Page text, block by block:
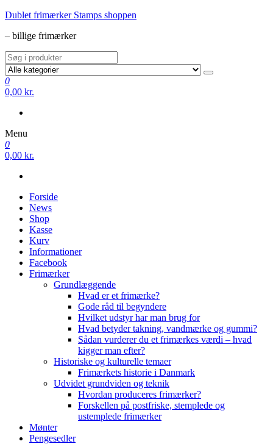
Videre
indhold
Dublet frimærker Stamps shoppen
– billige frimærker
0
0,00 kr.
Menu
0
0,00 kr.
Forside
News
Shop
Kasse
Kurv
Informationer
Facebook
Frimærker
Grundlæggende
Hvad er et frimærke?
Gode råd til begyndere
Hvilket udstyr har man brug for
Hvad betyder takning, vandmærke og gummi?
Sådan vurderer du et frimærkes værdi – hvad
kigger man efter?
Historiske og kulturelle temaer
Frimærkets historie i Danmark
Udvidet grundviden og teknik
Hvordan produceres frimærker?
Forskellen på postfriske, stemplede og
ustemplede frimærker
Mønter
Pengesedler